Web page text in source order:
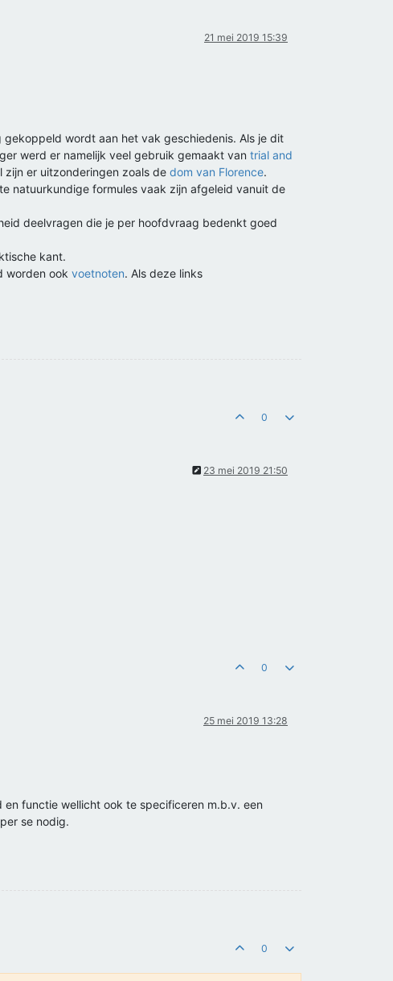
21 mei 2019 15:39
wordt aan het vak geschiedenis. Als je dit
werd er namelijk veel gebruik gemaakt van trial and
zijn er uitzonderingen zoals de dom van Florence.
natuurkundige formules vaak zijn afgeleid vanuit de
deelvragen die je per hoofdvraag bedenkt goed
kant.
worden ook voetnoten. Als deze links
0
23 mei 2019 21:50
0
25 mei 2019 13:28
functie wellicht ook te specificeren m.b.v. een
se nodig.
0